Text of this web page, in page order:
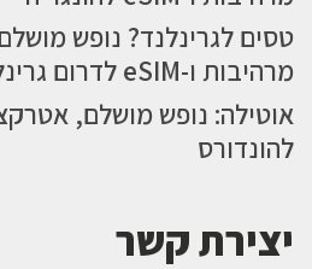
טסים לגרינלנד? נופש
מרהיבות ו-eSIM לדרום גרינלנד
להונדורס
יצירת קשר